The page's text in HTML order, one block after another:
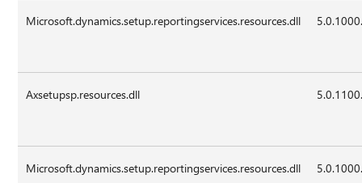
Microsoft.dynamics.setup.reportingservices.resources.dll
Axsetupsp.resources.dll
Microsoft.dynamics.setup.reportingservices.resources.dll